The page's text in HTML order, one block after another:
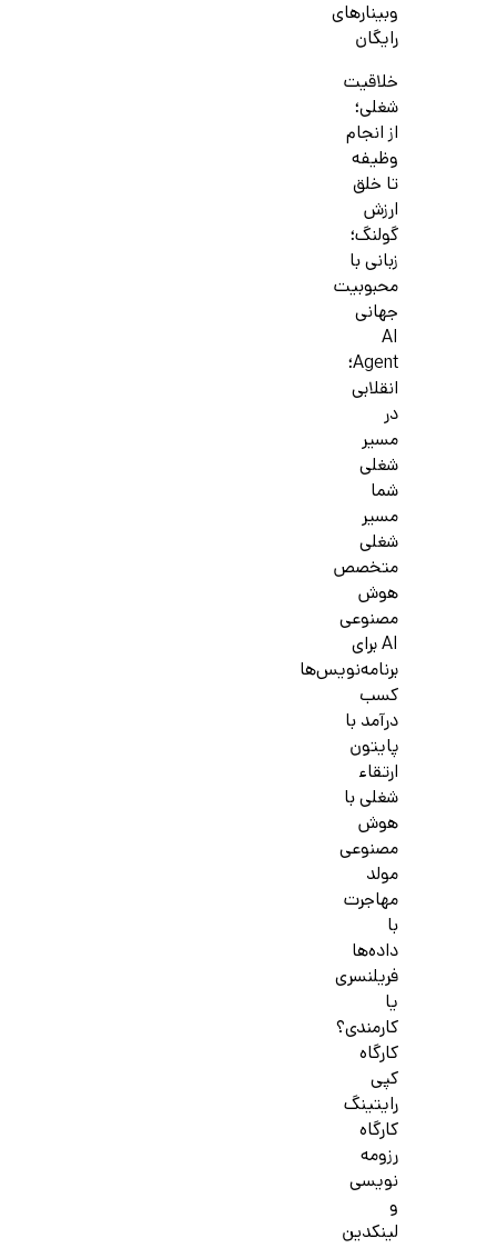
وبینارهای
رایگان
خلاقیت
شغلی؛
از انجام
وظیفه
تا خلق
ارزش
گولنگ؛
زبانی با
محبوبیت
جهانی
AI
Agent؛
انقلابی
در
مسیر
شغلی
شما
مسیر
شغلی
متخصص
هوش
مصنوعی
AI برای
برنامه‌نویس‌ها
کسب
درآمد با
پایتون
ارتقاء
شغلی با
هوش
مصنوعی
مولد
مهاجرت
با
داده‌ها
فریلنسری
یا
کارمندی؟
کارگاه
کپی
رایتینگ
کارگاه
رزومه
نویسی
و
لینکدین